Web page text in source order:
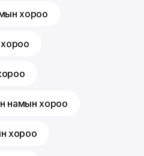
хороо
хороо
намын хороо
хороо